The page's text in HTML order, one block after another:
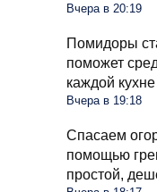
Вчера в 20:19
Помидоры
поможет
каждой кухне
Вчера в 19:18
Спасаем
помощью
простой,